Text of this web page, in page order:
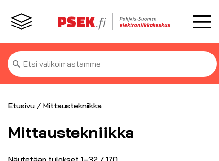
Etsi:
Etusivu / Mittaustekniikka
Mittaustekniikka
Näytetään tulokset 1–32 / 170